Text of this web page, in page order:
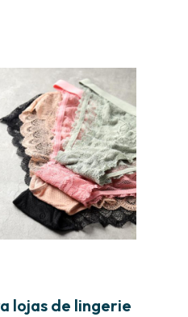
lojas de lingerie